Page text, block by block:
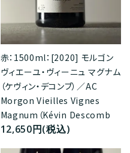
赤：1500ml：[2020] モルゴン
ヴィエーユ・ヴィーニュ マグナム
（ケヴィン・デコンブ）／AC
Morgon Vieilles Vignes
Magnum（Kévin Descomb
12,650円(税込)